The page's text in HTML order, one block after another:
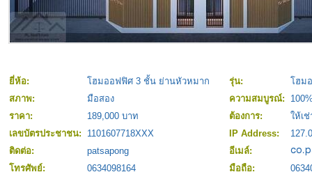
ยี่ห้อ: โฮมออฟฟิศ 3 ชั้น ย่านหัวหมาก รุ่น:
โฮม
สภาพ:
มือสอง ความสมบูรณ์:
ราคา:
189,000 บาท ต้องการ:
ให้เช่
เลขบัตรประชาชน:
1101607718XXX IP Address:
ติดต่อ:
patsapong
อีเมล์:
โทรศัพย์:
0634098164 มือถือ: